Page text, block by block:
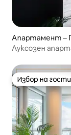
Апартамент –
Луксозен
Избор на
Избор на